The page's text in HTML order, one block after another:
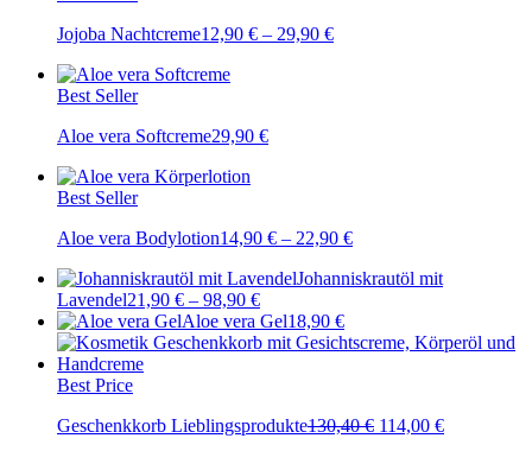
Jojoba Nachtcreme12,90 € – 29,90 €
Best Seller
Aloe vera Softcreme29,90 €
Best Seller
Aloe vera Bodylotion14,90 € – 22,90 €
Johanniskrautöl mit
Lavendel21,90 € – 98,90 €
Aloe vera Gel18,90 €
Best Price
Geschenkkorb Lieblingsprodukte130,40€ Ursprünglicher
114,00 €Aktueller